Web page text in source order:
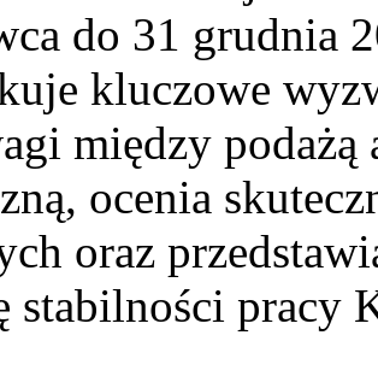
do 31 grudnia
kluczowe
między podażą
ocenia
oraz
stabilności pracy